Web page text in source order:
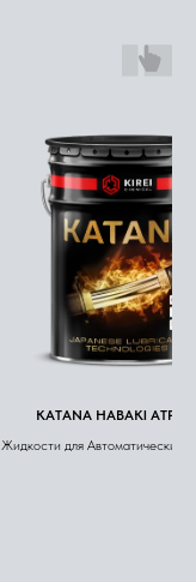
KATANA HABAKI ATF
Жидкости для Автоматических